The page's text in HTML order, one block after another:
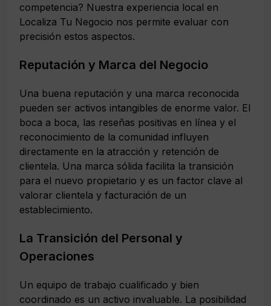
competencia? Nuestra experiencia local en
Localiza Tu Negocio nos permite evaluar con
precisión estos aspectos.
Reputación y Marca del Negocio
Una buena reputación y una marca reconocida
pueden ser activos intangibles de enorme valor. El
boca a boca, las reseñas positivas en línea y el
reconocimiento de la comunidad influyen
directamente en la atracción y retención de
clientela. Una marca sólida facilita la transición
para el nuevo propietario y es un factor clave al
valorar clientela y facturación de un
establecimiento.
La Transición del Personal y
Operaciones
Un equipo de trabajo cualificado y bien
coordinado es un activo invaluable. La posibilidad